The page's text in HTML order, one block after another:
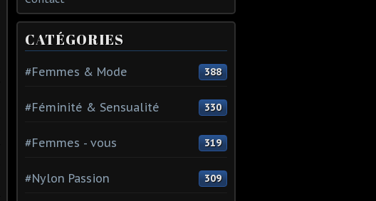
CATÉGORIES
#Femmes & Mode 388
#Féminité & Sensualité 330
#Femmes - vous 319
#Nylon Passion 309